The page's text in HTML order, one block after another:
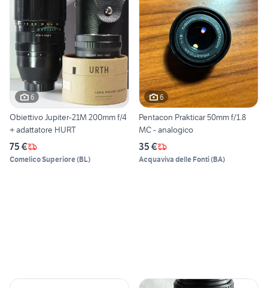
6
Obiettivo Jupiter-21M 200mm f/4
+ adattatore HURT
75 €
Comelico Superiore(BL)
6
Pentacon Prakticar 50mm f/1.8
MC - analogico
35 €
Acquaviva delle Fonti(BA)